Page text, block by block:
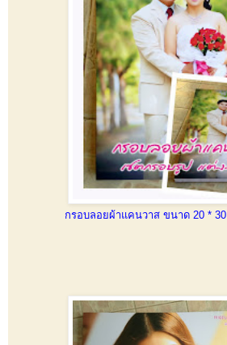
กรอบลอยผ้าแคนวาส ขนาด 20 *